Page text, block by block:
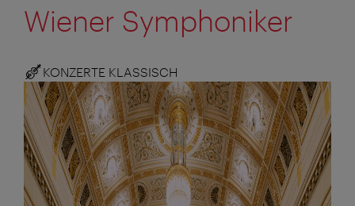
Wiener Symphoniker
KONZERTE KLASSISCH